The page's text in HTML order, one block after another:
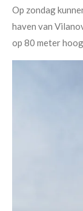
Op zondag
haven van
op 80 meter